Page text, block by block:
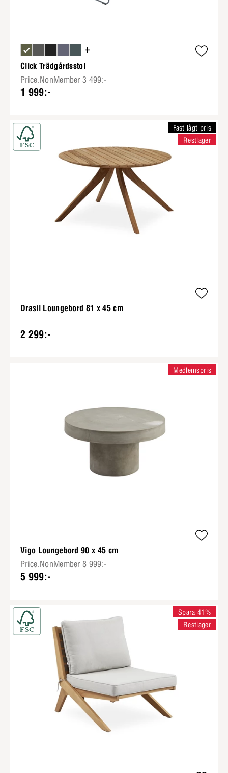
+
Click Trädgårdsstol
Price.NonMember 3 499:-
1 999:-
Drasil Loungebord 81 x 45 cm
2 299:-
Fast lågt pris
Restlager
Vigo Loungebord 90 x 45 cm
Price.NonMember 8 999:-
5 999:-
Medlemspris
Spara 41%
Restlager